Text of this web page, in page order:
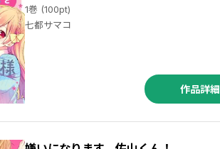
1巻 (100pt)
七都サマコ
作品詳細